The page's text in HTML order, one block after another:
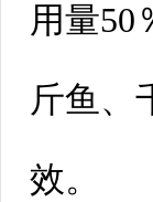
用量50
斤鱼、
效。